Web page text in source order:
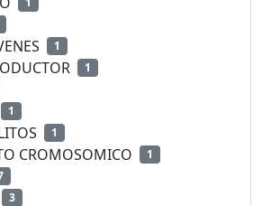
1
1
1
1
CROMOSOMICO 1
3